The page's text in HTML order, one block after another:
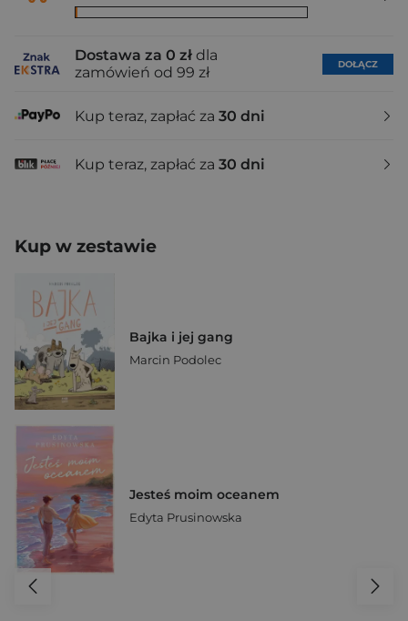
Dostawa za 0 zł dla
zamówień od 99 zł
DOŁĄCZ
Kup teraz, zapłać za 30 dni
Kup teraz, zapłać za 30 dni
Kup w zestawie
Bajka i jej gang
Marcin Podolec
Jesteś moim oceanem
Edyta Prusinowska